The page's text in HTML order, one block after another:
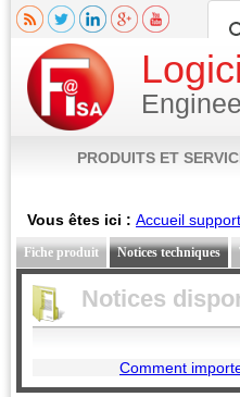
PRODUITS ET
Vous êtes ici : Accueil support
Fiche produit Notices techniques
Notices
Comment